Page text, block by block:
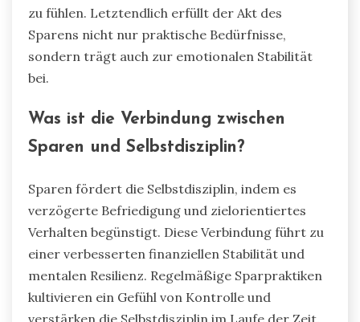
zu fühlen. Letztendlich erfüllt der Akt des
Sparens nicht nur praktische Bedürfnisse,
sondern trägt auch zur emotionalen Stabilität
bei.
Was ist die Verbindung zwischen
Sparen und Selbstdisziplin?
Sparen fördert die Selbstdisziplin, indem es
verzögerte Befriedigung und zielorientiertes
Verhalten begünstigt. Diese Verbindung führt zu
einer verbesserten finanziellen Stabilität und
mentalen Resilienz. Regelmäßige Sparpraktiken
kultivieren ein Gefühl von Kontrolle und